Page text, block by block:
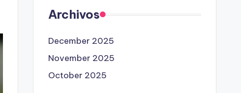
Archivos
December 2025
November 2025
October 2025